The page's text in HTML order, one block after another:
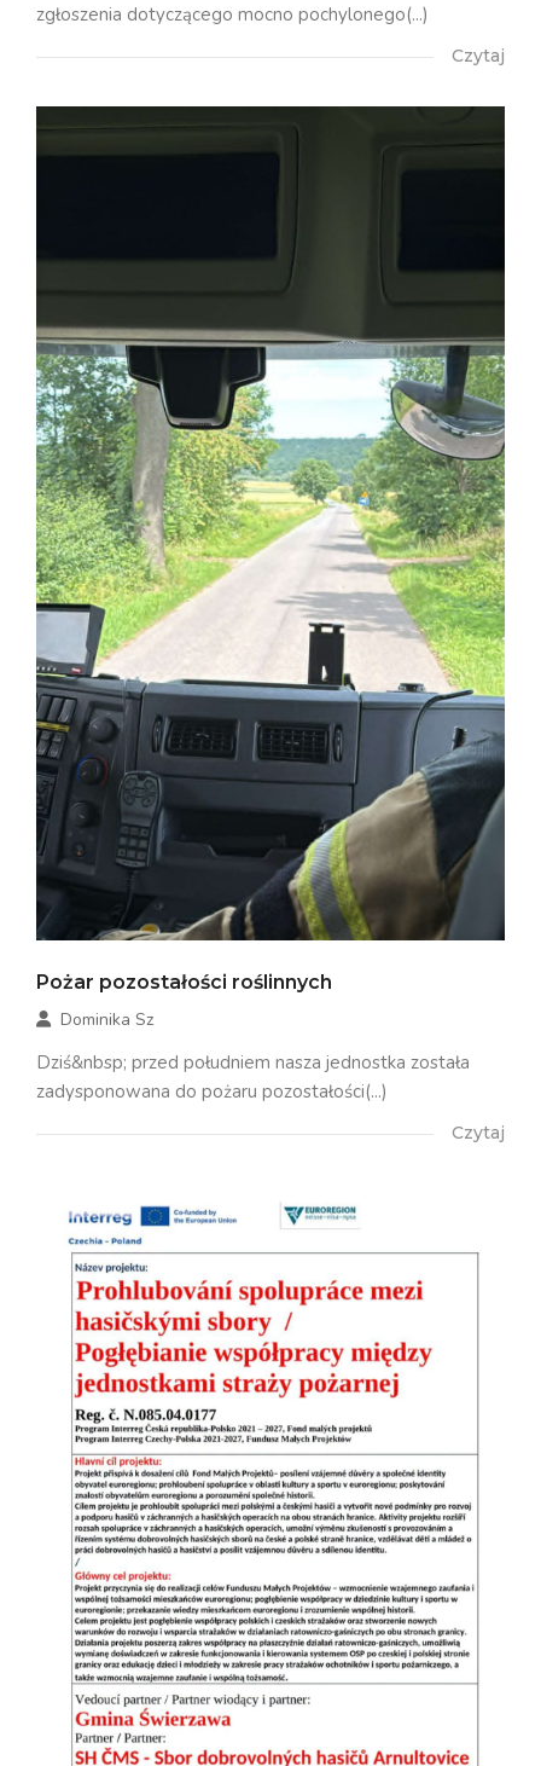
zgłoszenia dotyczącego mocno pochylonego(...)
Czytaj
Pożar pozostałości roślinnych
Dominika Sz
Dziś&nbsp; przed południem nasza jednostka została
zadysponowana do pożaru pozostałości(...)
Czytaj